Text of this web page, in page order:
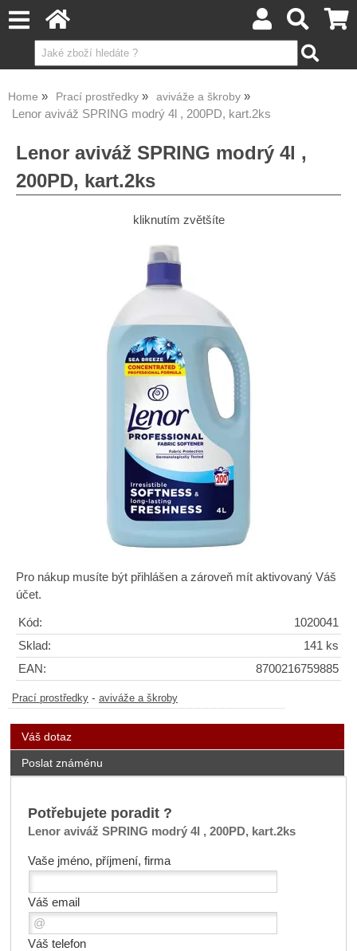
Home Prací prostředky aviváže a škroby
Lenor aviváž SPRING modrý 4l , 200PD, kart.2ks
Lenor aviváž SPRING modrý 4l ,
200PD, kart.2ks
kliknutím zvětšíte
Pro nákup musíte být přihlášen a zároveň mít aktivovaný Váš
účet.
Kód:
1020041
Sklad:
141 ks
EAN:
8700216759885
Prací prostředky - aviváže a škroby
Váš dotaz
Poslat známénu
Potřebujete poradit ?
Lenor aviváž SPRING modrý 4l , 200PD, kart.2ks
Vaše jméno, příjmení, firma
Váš email
Váš telefon